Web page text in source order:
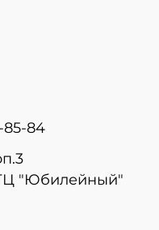
85-84
"Юбилейный"